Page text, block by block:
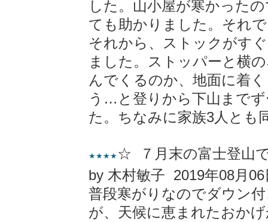
した。山小屋が寒かった
ても助かりました。それ
それから、ストックがす
ました。ストッパーと横
んでくるのか、地面に着
う…と登りから下山まで
た。ちなみに家族3人とも
★★★★ ☆ ７月末の富士登山
by 木村敏子 2019年08月06
普段寒がりなのでダウン
が、天候に恵まれたおか